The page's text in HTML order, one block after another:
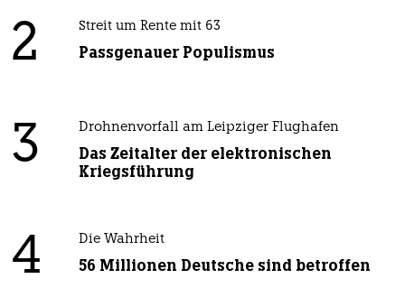
2 Streit um Rente mit 63
Passgenauer Populismus
3 Drohnenvorfall am Leipziger Flughafen
Das Zeitalter der elektronischen
Kriegsführung
4 Die Wahrheit
56 Millionen Deutsche sind betroffen